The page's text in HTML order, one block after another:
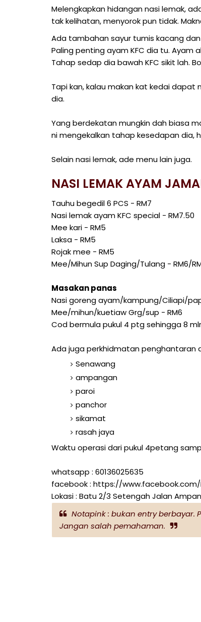
Melengkapkan hidangan nasi lemak,
tak kelihatan, menyorok pun tidak.
Ada tambahan sayur tumis kacang dan
Paling penting ayam KFC dia tu. Ayam
Tahap sedap dia bawah KFC sikit lah.
Tapi kan, kalau makan kat kedai
dia.
Yang berdekatan mungkin dah biasa
ni mengekalkan tahap kesedapan dia,
Selain nasi lemak, ade menu lain juga.
NASI LEMAK AYAM
Tauhu begedil 6 PCS - RM7
Nasi lemak ayam KFC special - RM7.50
Mee kari - RM5
Laksa - RM5
Rojak mee - RM5
Mee/Mihun Sup Daging/Tulang - RM6/
Masakan panas
Nasi goreng ayam/kampung/Ciliapi/
Mee/mihun/kuetiaw Grg/sup - RM6
Cod bermula pukul 4 ptg sehingga 8
Ada juga perkhidmatan penghantaran
Senawang
ampangan
paroi
panchor
sikamat
rasah jaya
Waktu operasi dari pukul 4petang
whatsapp : 60136025635
facebook : https://www.facebook.com/
Lokasi : Batu 2/3 Setengah Jalan
Notapink : bukan entry berbayar.
Jangan salah pemahaman.